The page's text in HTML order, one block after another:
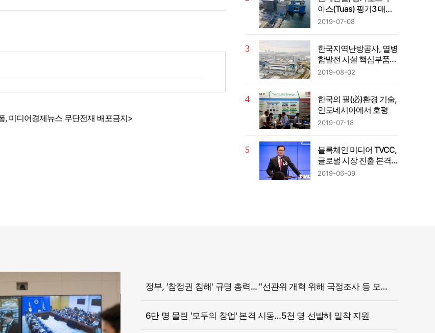
미디어경제뉴스 무단전재 배포금지>
아스(Tuas) 핑거3 매립
공사 진수식
2019-07-08
한국지역난방공사, 열병
합발전 시설 핵심부품
국산화 추진 가속
2019-08-02
한국의 필(必)환경 기술,
인도네시아에서 호평
2019-07-18
블록체인 미디어 TVCC,
글로벌 시장 진출 본격
화
2019-06-09
정부, '참정권 침해' 규명 총력... "선관위 개혁 위해 국정조사 등 모든 조치"
6만 명 몰린 '모두의 창업' 본격 시동…5천 명 선발해 밀착 지원